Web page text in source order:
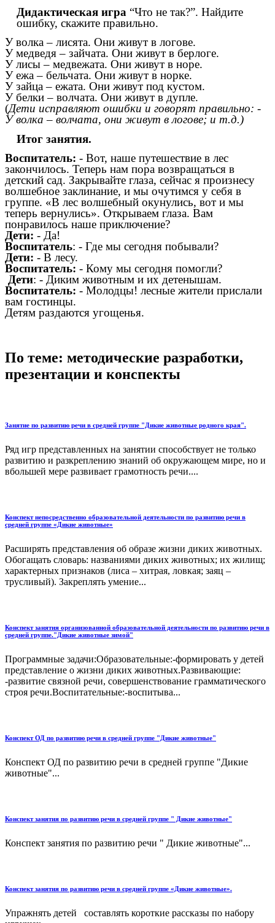
Дидактическая игра “Что не так?”. Найдите
ошибку, скажите правильно.
У волка – лисята. Они живут в логове.
У медведя – зайчата. Они живут в берлоге.
У лисы – медвежата. Они живут в норе.
У ежа – бельчата. Они живут в норке.
У зайца – ежата. Они живут под кустом.
У белки – волчата. Они живут в дупле.
(Дети исправляют ошибки и говорят правильно: -
У волка – волчата, они живут в логове; и т.д.)
Итог занятия.
Воспитатель: - Вот, наше путешествие в лес
закончилось. Теперь нам пора возвращаться в
детский сад. Закрывайте глаза, сейчас я произнесу
волшебное заклинание, и мы очутимся у себя в
группе. «В лес волшебный окунулись, вот и мы
теперь вернулись». Открываем глаза. Вам
понравилось наше приключение?
Дети: - Да!
Воспитатель: - Где мы сегодня побывали?
Дети: - В лесу.
Воспитатель: - Кому мы сегодня помогли?
Дети: - Диким животным и их детенышам.
Воспитатель: - Молодцы! лесные жители прислали
вам гостинцы.
Детям раздаются угощенья.
По теме: методические разработки,
презентации и конспекты
Занятие по развитию речи в средней группе "Дикие животные родного края".
Ряд игр представленных на занятии способствует не только
развитию и разкреплению знаний об окружающем мире, но и
вбольшей мере развивает грамотность речи....
Конспект непосредственно образовательной деятельности по развитию речи в
средней группе «Дикие животные»
Расширять представления об образе жизни диких животных.
Обогащать словарь: названиями диких животных; их жилищ;
характерных признаков (лиса – хитрая, ловкая; заяц –
трусливый). Закреплять умение...
Конспект занятия организованной образовательной деятельности по развитию речи в
средней группе."Дикие животные зимой"
Программные задачи:Образовательные:-формировать у детей
представление о жизни диких животных.Развивающие:
-развитие связной речи, совершенствование грамматического
строя речи.Воспитательные:-воспитыва...
Конспект ОД по развитию речи в средней группе "Дикие животные"
Конспект ОД по развитию речи в средней группе "Дикие
животные"...
Конспект занятия по развитию речи в средней группе " Дикие животные"
Конспект занятия по развитию речи " Дикие животные"...
Конспект занятия по развитию речи в средней группе «Дикие животные».
Упражнять детей составлять короткие рассказы по набору